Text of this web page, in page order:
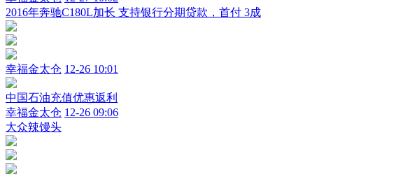
2016年奔驰C180L加长 支持银行分期贷款，首付 3成
幸福金太仓 12-26 10:01
中国石油充值优惠返利
幸福金太仓 12-26 09:06
大众辣馒头